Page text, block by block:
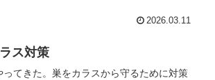
2026.03.11
ス対策
てきた。巣をカラスから守るために対策